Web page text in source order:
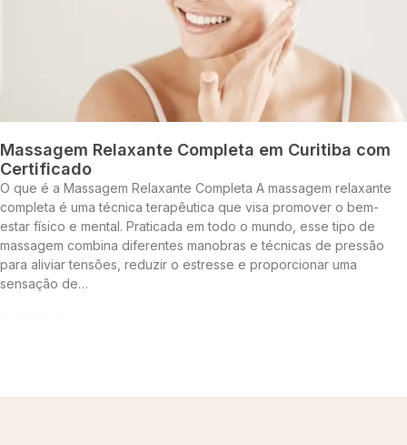
Massagem Relaxante Completa em Curitiba com
Certificado
O que é a Massagem Relaxante Completa A massagem relaxante
completa é uma técnica terapêutica que visa promover o bem-
estar físico e mental. Praticada em todo o mundo, esse tipo de
massagem combina diferentes manobras e técnicas de pressão
para aliviar tensões, reduzir o estresse e proporcionar uma
sensação de…